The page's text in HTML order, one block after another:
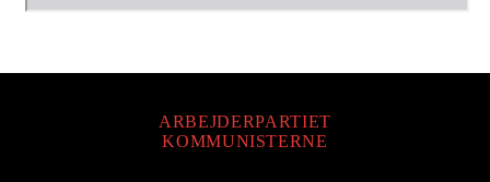
ARBEJDERPARTIET
KOMMUNISTERNE